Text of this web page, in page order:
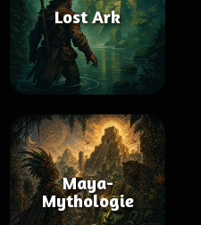
Lost Ark
Maya-
Mythologie